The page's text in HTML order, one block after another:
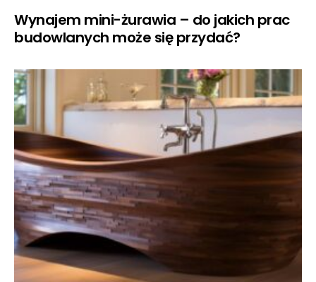
Wynajem mini-żurawia – do jakich prac
budowlanych może się przydać?